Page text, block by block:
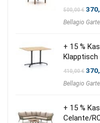
500,00€
war:
Bellagio
+ 15 %
Klapptisch
410,00€
war:
Bellagio
+ 15 %
Celante/